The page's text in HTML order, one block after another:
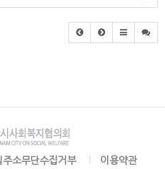
주소무단수집거부 이용약관